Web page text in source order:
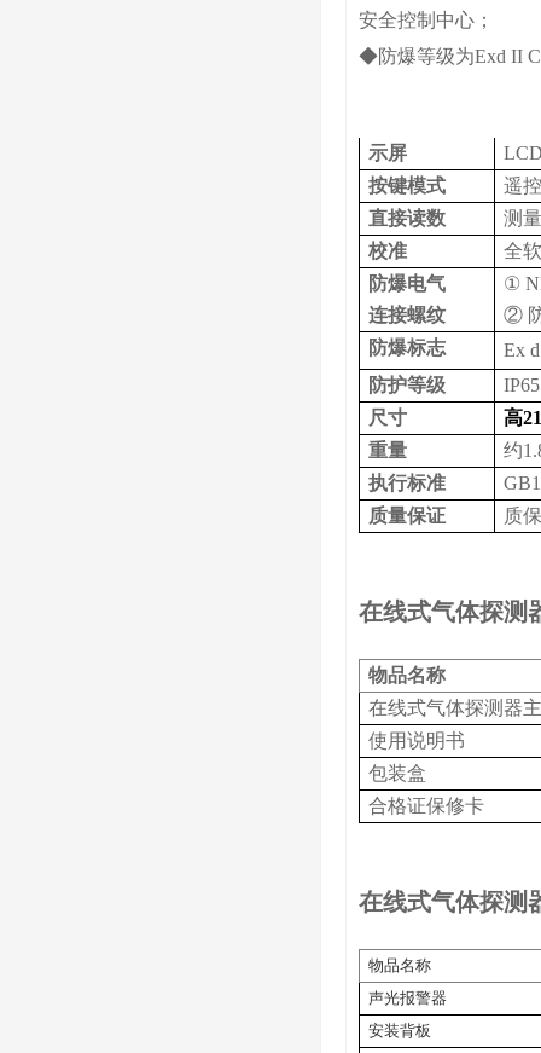
安全控制中心；
◆防爆等级为Exd II
示屏
按键模式
遥
直接读数
测
校准
全
防爆电气
连接螺纹
①
②
防爆标志
Ex
防护等级
IP65
尺寸
高
重量
约
执行标准
质量保证
质
在线式气体探测
物品名称
在线式气体探测器
使用说明书
包装盒
合格证保修卡
在线式气体探测
物品名称
声光报警器
安装背板